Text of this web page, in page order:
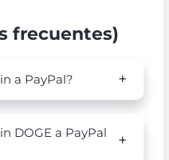
frecuentes)
a PayPal?
DOGE a PayPal